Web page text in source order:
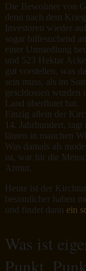
Die Bewohner von
denn nach dem
Investoren wieder
sogar hilfesuchend
einer Umsiedlung
und 523 Hektar
gut vorstellen, was
sein muss, als im
geschlossen wurden
Land überflutet hat.
Einzig allein der
14. Jahrhundert,
läuten in manchen
Was damals als
ist, war für die
Armut.
Heute ist der
besinnlicher haben
und findet dann ein
Was ist
Punkt,